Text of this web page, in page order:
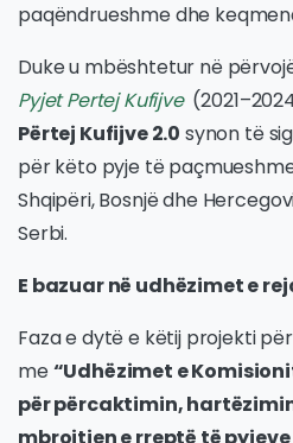
paqëndrueshme dhe
Duke u mbështetur në
Pyjet Pertej Kufijve
Përtej Kufijve 2.0 synon të
për këto pyje të
Shqipëri, Bosnjë dhe
Serbi.
E bazuar në udhëzimet e
Faza e dytë e këtij projekti
me“Udhëzimet e
për përcaktimin,